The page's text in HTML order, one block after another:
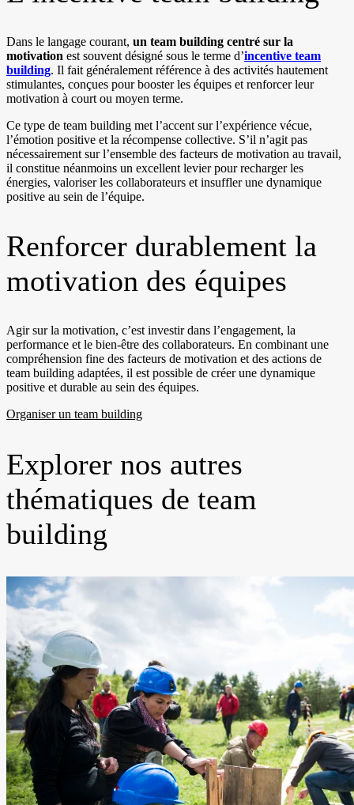
Dans le langage courant, un team building centré sur la
motivation est souvent désigné sous le terme d’incentive team
building. Il fait généralement référence à des activités hautement
stimulantes, conçues pour booster les équipes et renforcer leur
motivation à court ou moyen terme.
Ce type de team building met l’accent sur l’expérience vécue,
l’émotion positive et la récompense collective. S’il n’agit pas
nécessairement sur l’ensemble des facteurs de motivation au travail,
il constitue néanmoins un excellent levier pour recharger les
énergies, valoriser les collaborateurs et insuffler une dynamique
positive au sein de l’équipe.
Renforcer durablement la
motivation des équipes
Agir sur la motivation, c’est investir dans l’engagement, la
performance et le bien-être des collaborateurs. En combinant une
compréhension fine des facteurs de motivation et des actions de
team building adaptées, il est possible de créer une dynamique
positive et durable au sein des équipes.
Organiser un team building
Explorer nos autres
thématiques de team
building